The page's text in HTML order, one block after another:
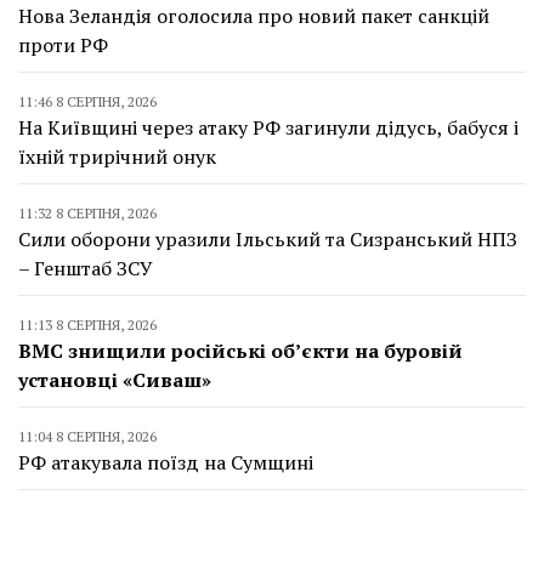
Нова Зеландія оголосила про новий пакет санкцій
проти РФ
11:46 8 СЕРПНЯ, 2026
На Київщині через атаку РФ загинули дідусь, бабуся і
їхній трирічний онук
11:32 8 СЕРПНЯ, 2026
Сили оборони уразили Ільський та Сизранський НПЗ
– Генштаб ЗСУ
11:13 8 СЕРПНЯ, 2026
ВМС знищили російські об’єкти на буровій
установці «Сиваш»
11:04 8 СЕРПНЯ, 2026
РФ атакувала поїзд на Сумщині